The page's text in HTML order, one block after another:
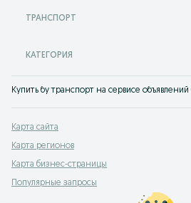
ТРАНСПОРТ
КАТЕГОРИЯ
Купить бу транспорт на сервисе
Карта сайта
Карта регионов
Карта бизнес-страницы
Популярные запросы